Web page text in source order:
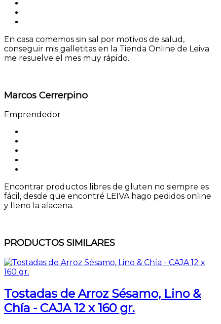
En casa comemos sin sal por motivos de salud,
conseguir mis galletitas en la Tienda Online de Leiva
me resuelve el mes muy rápido.
Marcos Cerrerpino
Emprendedor
Encontrar productos libres de gluten no siempre es
fácil, desde que encontré LEIVA hago pedidos online
y lleno la alacena.
PRODUCTOS SIMILARES
Tostadas de Arroz Sésamo, Lino &
Chía - CAJA 12 x 160 gr.